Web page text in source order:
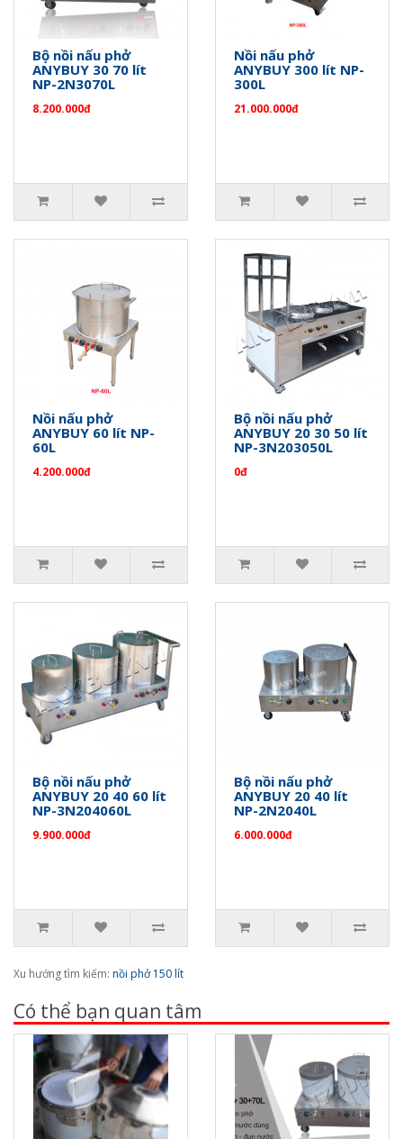
Bộ nồi nấu phở
ANYBUY 30 70 lít
NP-2N3070L
8.200.000đ
Nồi nấu phở
ANYBUY 300 lít NP-
300L
21.000.000đ
Nồi nấu phở
ANYBUY 60 lít NP-
60L
4.200.000đ
Bộ nồi nấu phở
ANYBUY 20 30 50 lít
NP-3N203050L
0đ
Bộ nồi nấu phở
ANYBUY 20 40 60 lít
NP-3N204060L
9.900.000đ
Bộ nồi nấu phở
ANYBUY 20 40 lít
NP-2N2040L
6.000.000đ
Xu hướng tìm kiếm: nồi phở 150 lít
Có thể bạn quan tâm